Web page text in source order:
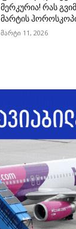
მერკურია! რას
მარტის
მარტი 11, 2026